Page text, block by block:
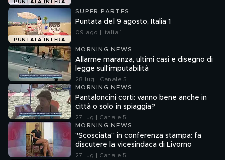
PUNTATA INTERA
PUNTATA INTERA
SUPER PARTES
Puntata del 9 agosto, Italia 1
09 ago | Italia 1
MORNING NEWS
Allarme maranza, ultimi casi e disegno di
legge sull'imputabilità
28 lug | Canale 5
MORNING NEWS
Pantaloncini corti: vanno bene anche in
città o solo in spiaggia?
27 lug | Canale 5
MORNING NEWS
"Scosciata" in conferenza stampa: fa
discutere la vicesindaca di Livorno
27 lug | Canale 5